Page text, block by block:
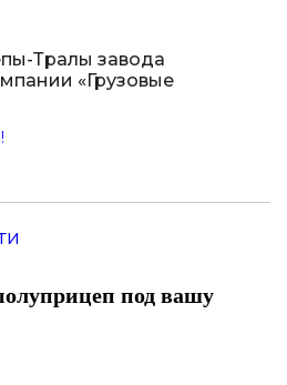
Тралы завода
«Грузовые
под вашу